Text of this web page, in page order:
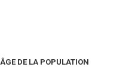
ÂGE DE LA POPULATION